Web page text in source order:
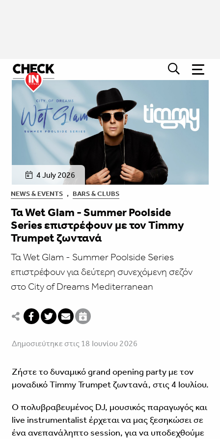
4 July 2026
NEWS & EVENTS , BARS & CLUBS
Τα Wet Glam - Summer Poolside
Series επιστρέφουν με τον Timmy
Trumpet ζωντανά
Τα Wet Glam - Summer Poolside Series
επιστρέφουν για δεύτερη συνεχόμενη σεζόν
στο City of Dreams Mediterranean
Δημοσιεύτηκε στις 18 Ιουνίου 2026
Ζήστε το δυναμικό grand opening party με τον
μοναδικό Timmy Trumpet ζωντανά, στις 4 Ιουλίου.
Ο πολυβραβευμένος DJ, μουσικός παραγωγός και
live instrumentalist έρχεται να μας ξεσηκώσει σε
ένα ανεπανάληπτο session, για να υποδεχθούμε